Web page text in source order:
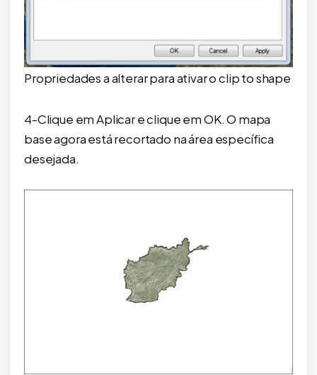
Propriedades a alterar para ativar o clip to shape
4-Clique em Aplicar e clique em OK. O mapa
base agora está recortado na área específica
desejada.